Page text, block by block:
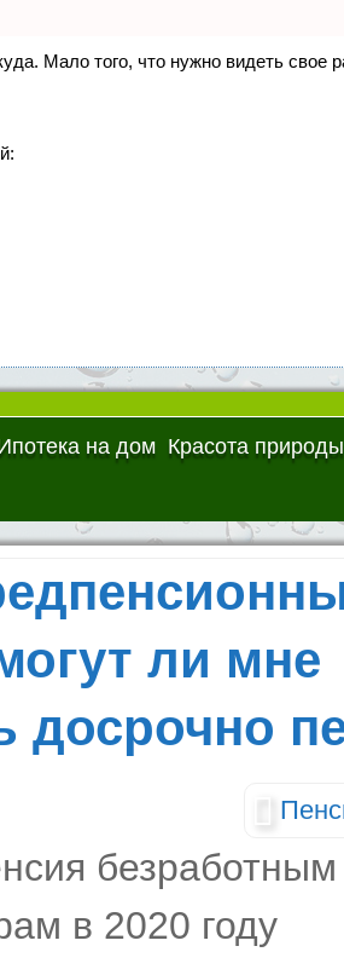
Мало того, что нужно видеть
на дом Красота природы
ли мне
досрочно